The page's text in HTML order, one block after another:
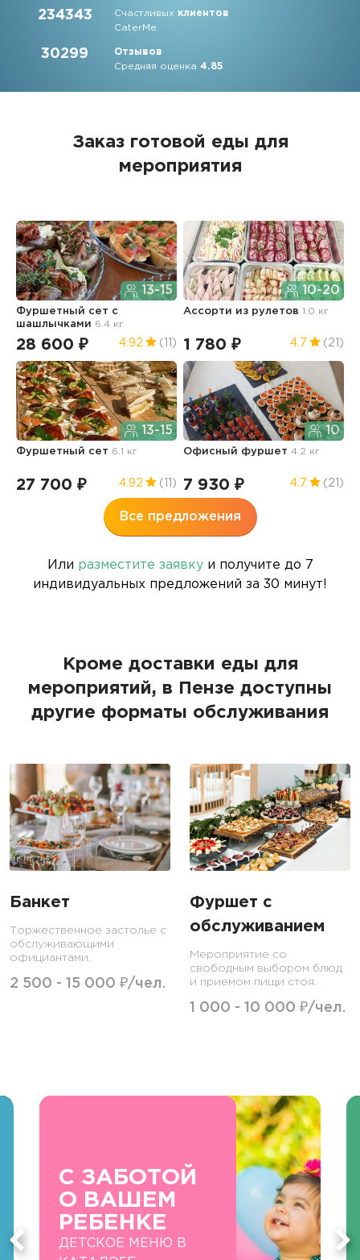
234343 Счастливых клиентов
CaterMe
30299
Отзывов
Средняя оценка4.85
Заказ готовой еды для
мероприятия
13-15
Фуршетный сет с
шашлычками 6.4 кг
28 600 ₽ 4.92 (11)
10-20
Ассорти из рулетов1.0 кг
1 780 ₽ 4.7 (21)
13-15
Фуршетный сет 6.1 кг
27 700 ₽ 4.92 (11)
10
Офисный фуршет4.2 кг
7 930 ₽ 4.7 (21)
Все предложения
Или разместите заявкуи получите до 7
индивидуальных предложений за 30 минут!
Кроме доставки еды для
мероприятий, в Пензе доступны
другие форматы обслуживания
Банкет
Торжественное застолье с
обслуживающими
официантами.
2 500 - 15 000 ₽/чел.
Фуршет с
обслуживанием
Мероприятие со
свободным выбором блюд
и приемом пищи стоя.
1 000 - 10 000 ₽/чел.
С ЗАБОТОЙ
О ВАШЕМ
РЕБЕНКЕ
ДЕТСКОЕ МЕНЮ В